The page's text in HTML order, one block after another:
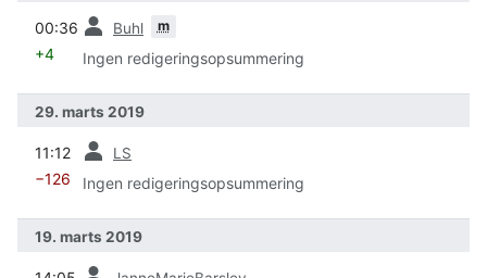
00:36 Buhl m
+4 Ingen redigeringsopsummering
29. marts 2019
11:12 LS
−126 Ingen redigeringsopsummering
19. marts 2019